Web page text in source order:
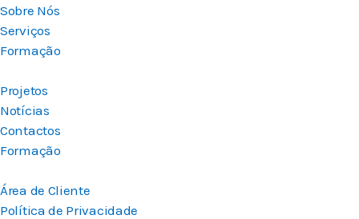
Sobre Nós
Serviços
Formação
Projetos
Notícias
Contactos
Formação
Área de Cliente
Política de Privacidade